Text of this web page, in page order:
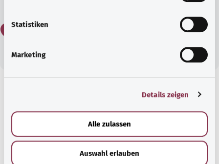
l
i
Statistiken
Marketing
Details zeigen
Alle zulassen
Auswahl erlauben
معرفة جيدة
مقال موصى به